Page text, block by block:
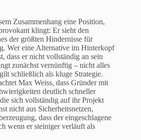
Zusammenhang eine Position,
klingt: Er sieht den
der größten Hindernisse für
Wer eine Alternative im Hinterkopf
dass er nicht vollständig an sein
zunächst vernünftig – nicht alles
schließlich als kluge Strategie.
Max Weiss, dass Gründer mit
deutlich schneller
sich vollständig auf ihr Projekt
nicht aus Sicherheitsnetzen,
dass der eingeschlagene
wenn er steiniger verläuft als